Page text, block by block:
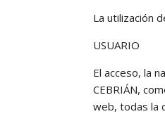
La utilización
USUARIO
El acceso, la
CEBRIÁN,
web, todas la